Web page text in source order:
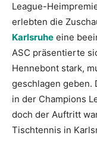
League-
erlebten die
Karlsruhe eine
ASC präsentierte
Hennebont stark,
geschlagen geben.
in der Champions
doch der Auftritt
Tischtennis in